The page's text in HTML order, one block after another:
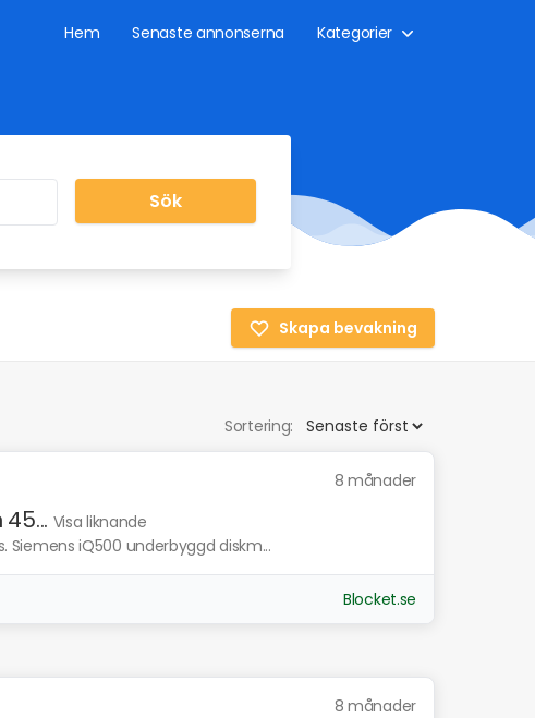
Hem Senaste annonserna Kategorier
Sök
Skapa bevakning
Sortering:
8 månader
Visa liknande
iQ500 underbyggd diskm...
Blocket.se
8 månader